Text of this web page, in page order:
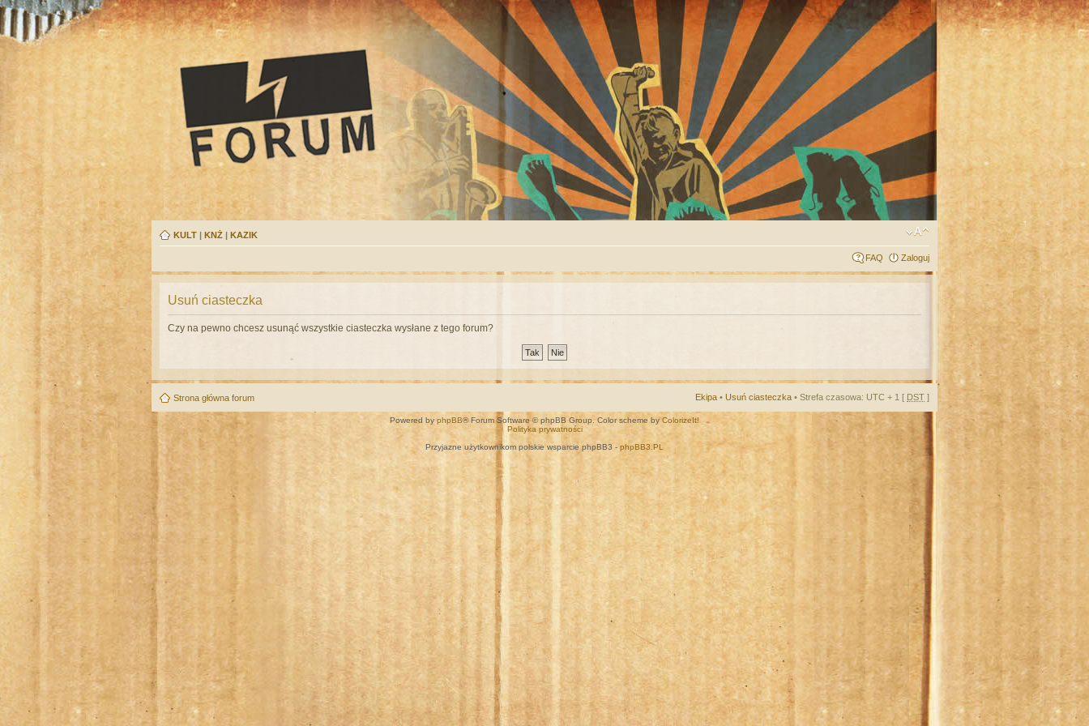
KULT | KNŻ | KAZIK
FAQ Zaloguj
Usuń ciasteczka
Czy na pewno chcesz usunąć wszystkie ciasteczka wysłane z tego forum?
Strona główna forum Ekipa • Usuń ciasteczka • Strefa czasowa: UTC + 1 [ DST ]
Powered by phpBB® Forum Software © phpBB Group. Color scheme byColorizeIt!
Polityka prywatności
Przyjazne użytkownikom polskie wsparcie phpBB3 -phpBB3.PL